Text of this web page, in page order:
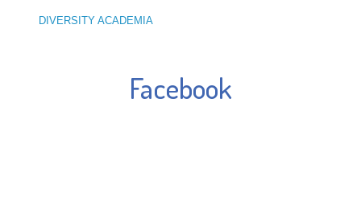
DIVERSITY ACADEMIA
Facebook